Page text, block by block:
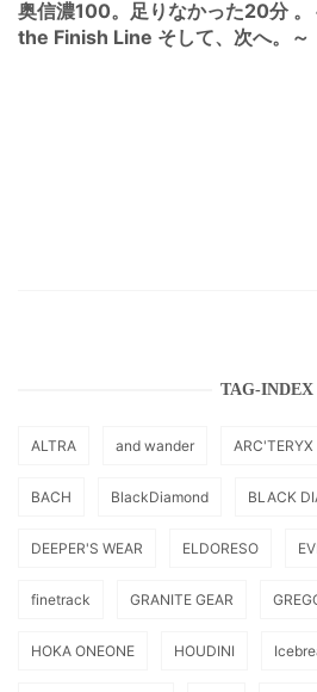
奥信濃100。足りなかった20分
the Finish Line そして、次へ。～
TAG-INDEX
ALTRA and wander ARC'TERYX
BACH BlackDiamond BLACK
DEEPER'S WEAR ELDORESO
finetrack GRANITE GEAR
HOKA ONEONE HOUDINI